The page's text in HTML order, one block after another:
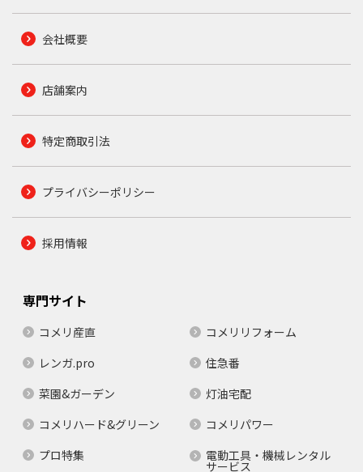
会社概要
店舗案内
特定商取引法
プライバシーポリシー
採用情報
専門サイト
コメリ産直
コメリリフォーム
レンガ.pro
住急番
菜園&ガーデン
灯油宅配
コメリハード&グリーン
コメリパワー
プロ特集
電動工具・機械レンタル
サービス